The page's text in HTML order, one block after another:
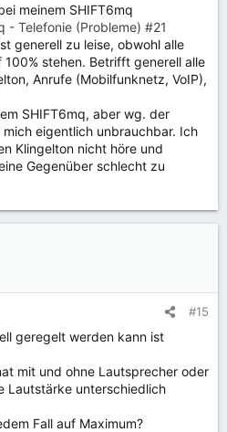
meinem SHIFT6mq
- Telefonie (Probleme) #21
generell zu leise, obwohl alle
stehen. Betrifft generell alle
Anrufe (Mobilfunknetz, VoIP),
SHIFT6mq, aber wg. der
eigentlich unbrauchbar. Ich
Klingelton nicht höre und
Gegenüber schlecht zu
#15
geregelt werden kann ist
mit und ohne Lautsprecher oder
Lautstärke unterschiedlich
Fall auf Maximum?